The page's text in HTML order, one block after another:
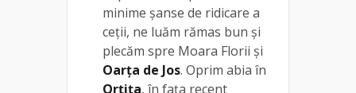
minime șanse de ridicare a
ceții, ne luăm rămas bun și
plecăm spre Moara Florii și
Oarța de Jos. Oprim abia în
Orțița, în fața recent